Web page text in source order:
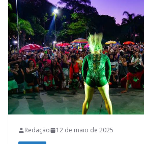
Redação 12 de maio de 2025